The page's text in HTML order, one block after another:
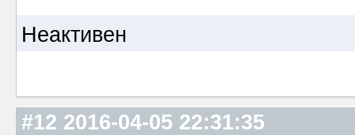
Неактивен
#12 2016-04-05 22:31:35